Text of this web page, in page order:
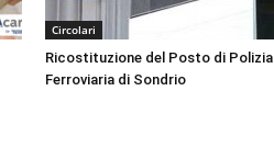
Circolari
Ricostituzione del Posto di Polizia
Ferroviaria di Sondrio